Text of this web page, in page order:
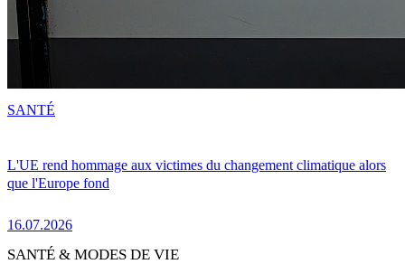
L'UE rend hommage aux victimes du changement climatique alors
que l'Europe fond
16.07.2026
SANTÉ
SANTÉ & MODES DE VIE